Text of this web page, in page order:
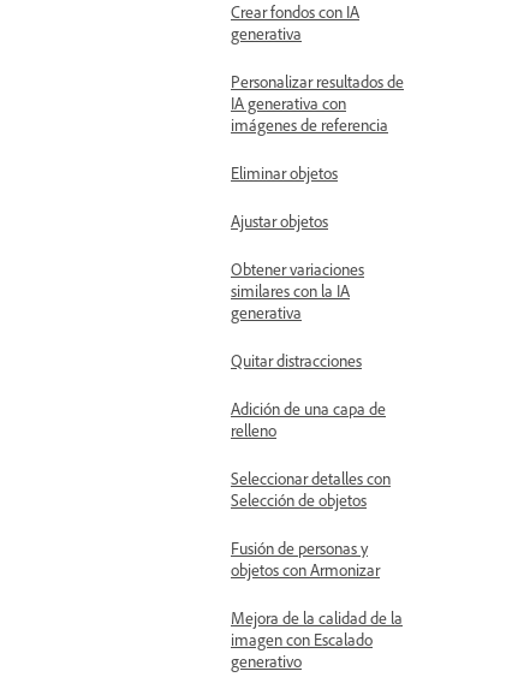
Crear fondos con IA
generativa
Personalizar resultados de
IA generativa con
imágenes de referencia
Eliminar objetos
Ajustar objetos
Obtener variaciones
similares con la IA
generativa
Quitar distracciones
Adición de una capa de
relleno
Seleccionar detalles con
Selección de objetos
Fusión de personas y
objetos con Armonizar
Mejora de la calidad de la
imagen con Escalado
generativo